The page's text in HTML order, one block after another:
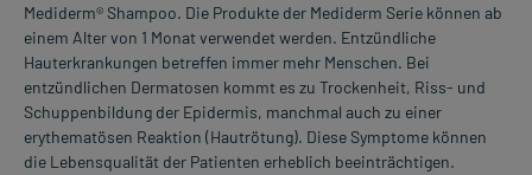
Mediderm® Shampoo. Die Produkte der Mediderm Serie können ab
einem Alter von 1 Monat verwendet werden. Entzündliche
Hauterkrankungen betreffen immer mehr Menschen. Bei
entzündlichen Dermatosen kommt es zu Trockenheit, Riss- und
Schuppenbildung der Epidermis, manchmal auch zu einer
erythematösen Reaktion (Hautrötung). Diese Symptome können
die Lebensqualität der Patienten erheblich beeinträchtigen.